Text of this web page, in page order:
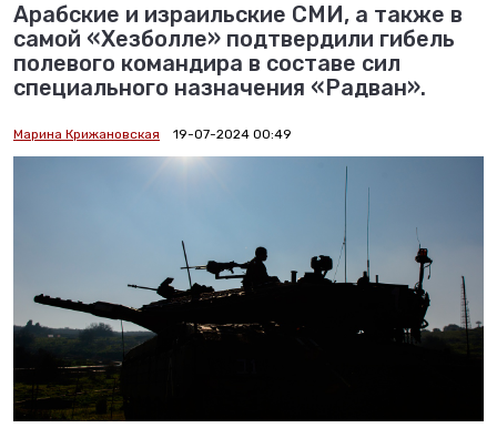
Арабские и израильские СМИ, а также в
самой «Хезболле» подтвердили гибель
полевого командира в составе сил
специального назначения «Радван».
Марина Крижановская 19-07-2024 00:49